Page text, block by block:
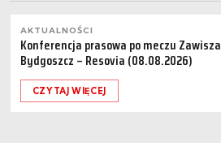
AKTUALNOŚCI
Konferencja prasowa po meczu Zawisza
Bydgoszcz – Resovia (08.08.2026)
CZYTAJ WIĘCEJ